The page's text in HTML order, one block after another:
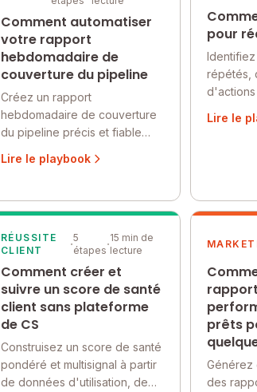
prêts
Générez
des
Comment automatiser
votre rapport
hebdomadaire de
couverture du pipeline
Créez un rapport
hebdomadaire de couverture
du pipeline précis et fiable
connexion des données CRM,
l'analyse de couverture et la
présentation exécutive.
Lire le playbook
pour
répétés,
Lire le
RÉUSSITE
CLIENT
·5
étapes·15 min de
lecture
Comment créer et
suivre un score de santé
client sans plateforme
de CS
Construisez un score de santé
pondéré et multisignal à partir
de données d'utilisation, de